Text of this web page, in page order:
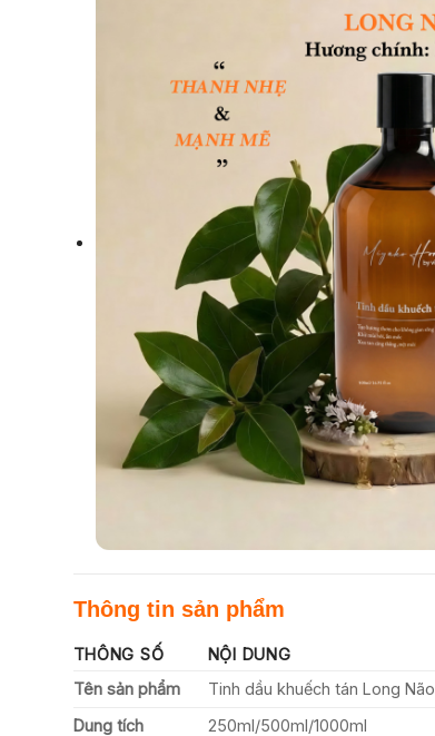
Thông tin sản phẩm
THÔNG SỐ
NỘI DUNG
Tên sản phẩm
Tinh dầu khuếch tán Long Não
Dung tích
250ml/500ml/1000ml